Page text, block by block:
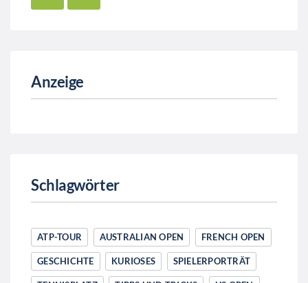
Anzeige
Schlagwörter
ATP-TOUR AUSTRALIAN OPEN FRENCH OPEN
GESCHICHTE KURIOSES SPIELERPORTRÄT